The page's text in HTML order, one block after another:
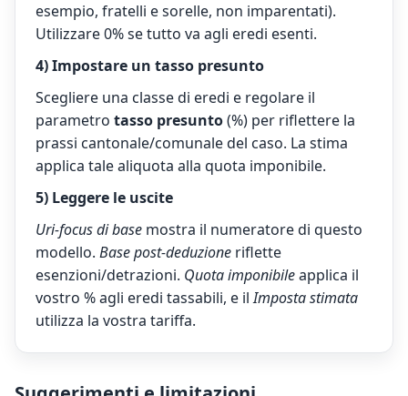
esempio, fratelli e sorelle, non imparentati).
Utilizzare 0% se tutto va agli eredi esenti.
4) Impostare un tasso presunto
Scegliere una classe di eredi e regolare il
parametro tasso presunto(%) per riflettere la
prassi cantonale/comunale del caso. La stima
applica tale aliquota alla quota imponibile.
5) Leggere le uscite
Uri-focus di base mostra il numeratore di questo
modello. Base post-deduzione riflette
esenzioni/detrazioni. Quota imponibileapplica il
vostro % agli eredi tassabili, e ilImposta stimata
utilizza la vostra tariffa.